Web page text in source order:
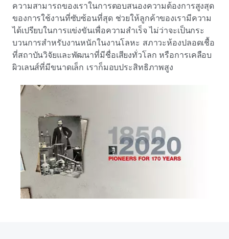
ความสามารถของเราในการตอบสนองความต้องการสูงสุด
ของการใช้งานที่ซับซ้อนที่สุด ช่วยให้ลูกค้าของเรามีความ
ได้เปรียบในการแข่งขันเพื่อความสําเร็จ ไม่ว่าจะเป็นกระ
บวนการสําหรับงานหนักในงานโลหะ สภาวะห้องปลอดเชื้อ
ที่สถาบันวิจัยและพัฒนาที่มีชื่อเสียงทั่วโลก หรือการเคลือบ
ผิวเลนส์ที่มีขนาดเล็ก เราก็มอบประสิทธิภาพสูง